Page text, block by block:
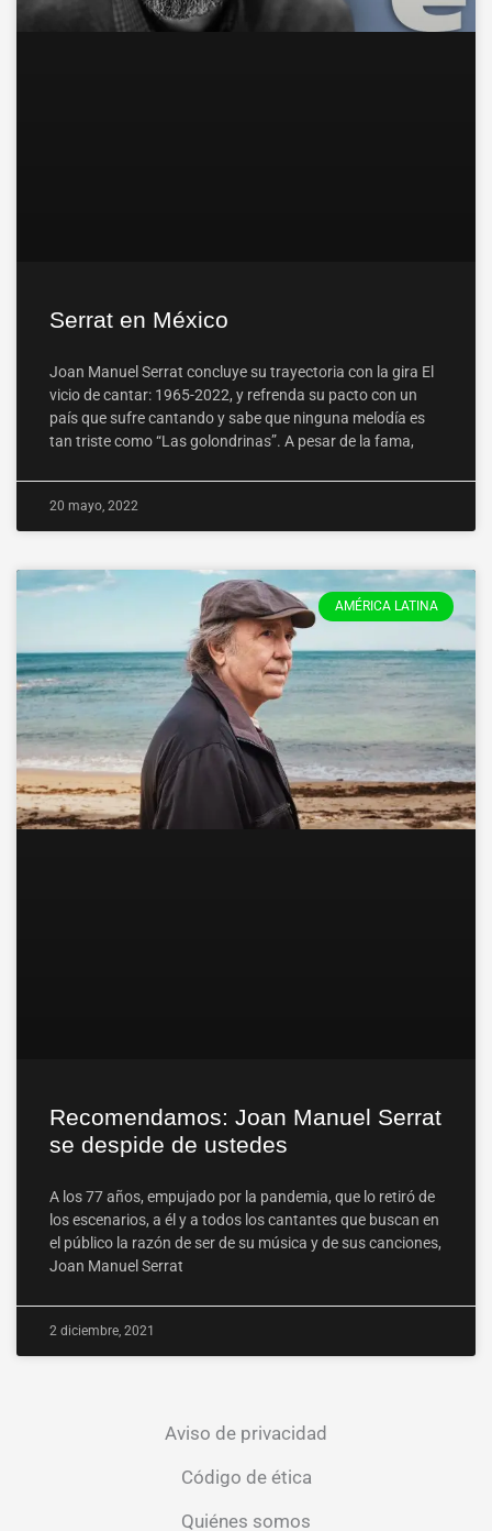
Serrat en México
Joan Manuel Serrat concluye su trayectoria con la gira El
vicio de cantar: 1965-2022, y refrenda su pacto con un
país que sufre cantando y sabe que ninguna melodía es
tan triste como “Las golondrinas”. A pesar de la fama,
20 mayo, 2022
AMÉRICA LATINA
Recomendamos: Joan Manuel Serrat
se despide de ustedes
A los 77 años, empujado por la pandemia, que lo retiró de
los escenarios, a él y a todos los cantantes que buscan en
el público la razón de ser de su música y de sus canciones,
Joan Manuel Serrat
2 diciembre, 2021
Aviso de privacidad
Código de ética
Quiénes somos